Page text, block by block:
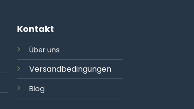
Kontakt
Über uns
Versandbedingungen
Blog